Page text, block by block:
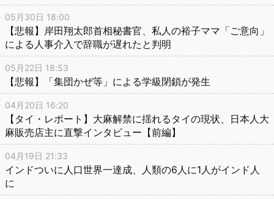
05月30日 18:00
【悲報】岸田翔太郎首相秘書官、私人の裕子ママ「ご意向」
による人事介入で辞職が遅れたと判明
05月22日 18:53
【悲報】「集団かぜ等」による学級閉鎖が発生
04月20日 16:20
【タイ・レポート】大麻解禁に揺れるタイの現状、日本人大
麻販売店主に直撃インタビュー【前編】
04月19日 21:33
インドついに人口世界一達成、人類の6人に1人がインド人
に